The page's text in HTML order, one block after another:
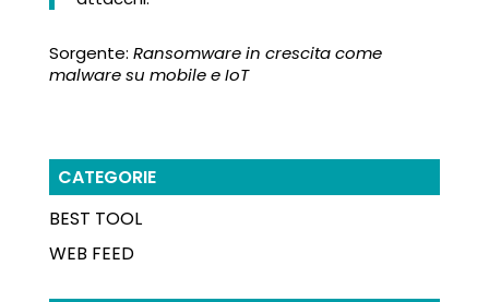
Sorgente: Ransomware in crescita come
malware su mobile e IoT
CATEGORIE
BEST TOOL
WEB FEED